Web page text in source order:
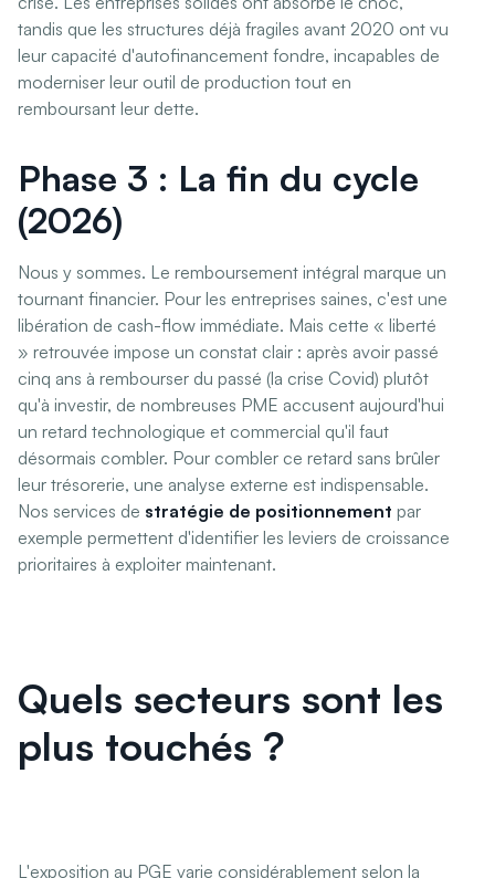
tandis que les structures déjà fragiles avant 2020 ont vu
leur capacité d'autofinancement fondre, incapables de
moderniser leur outil de production tout en
remboursant leur dette.
Phase 3 : La fin du cycle
(2026)
Nous y sommes. Le remboursement intégral marque un
tournant financier. Pour les entreprises saines, c'est une
libération de cash-flow immédiate. Mais cette « liberté
» retrouvée impose un constat clair : après avoir passé
cinq ans à rembourser du passé (la crise Covid) plutôt
qu'à investir, de nombreuses PME accusent aujourd'hui
un retard technologique et commercial qu'il faut
désormais combler. Pour combler ce retard sans brûler
leur trésorerie, une analyse externe est indispensable.
Nos services de stratégie de positionnement par
exemple permettent d'identifier les leviers de croissance
prioritaires à exploiter maintenant.
Quels secteurs sont les
plus touchés ?
L'exposition au PGE varie considérablement selon la